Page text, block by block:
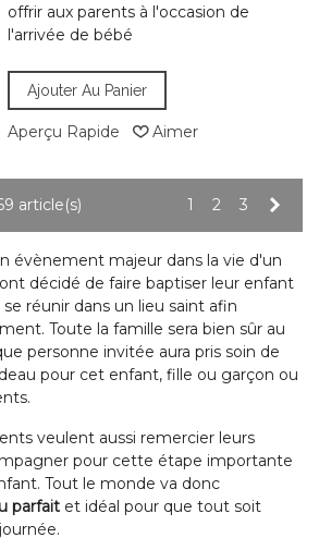
offrir aux parents à l'occasion de
l'arrivée de bébé
Ajouter Au Panier
Aperçu Rapide Aimer
article(s) 1 2 3
évènement majeur dans la vie d'un
décidé de faire baptiser leur enfant
réunir dans un lieu saint afin
Toute la famille sera bien sûr au
personne invitée aura pris soin de
pour cet enfant, fille ou garçon ou
veulent aussi remercier leurs
pour cette étape importante
Tout le monde va donc
parfait et idéal pour que tout soit